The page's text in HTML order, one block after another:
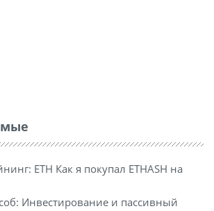
ETH Как я покупал ETHASH на
Инвестирование и пассивный